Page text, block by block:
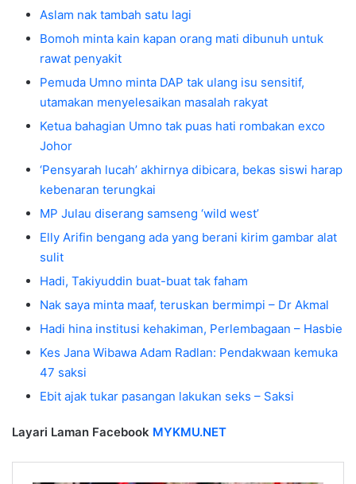
Aslam nak tambah satu lagi
Bomoh minta kain kapan orang mati dibunuh untuk
rawat penyakit
Pemuda Umno minta DAP tak ulang isu sensitif,
utamakan menyelesaikan masalah rakyat
Ketua bahagian Umno tak puas hati rombakan exco
Johor
‘Pensyarah lucah’ akhirnya dibicara, bekas siswi harap
kebenaran terungkai
MP Julau diserang samseng ‘wild west’
Elly Arifin bengang ada yang berani kirim gambar alat
sulit
Hadi, Takiyuddin buat-buat tak faham
Nak saya minta maaf, teruskan bermimpi – Dr Akmal
Hadi hina institusi kehakiman, Perlembagaan – Hasbie
Kes Jana Wibawa Adam Radlan: Pendakwaan kemuka
47 saksi
Ebit ajak tukar pasangan lakukan seks – Saksi
Layari Laman Facebook MYKMU.NET